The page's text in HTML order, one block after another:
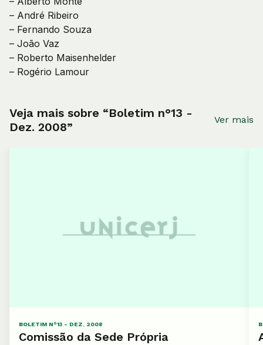
– André Ribeiro
– Fernando Souza
– João Vaz
– Roberto Maisenhelder
– Rogério Lamour
Veja mais sobre “Boletim n°13 -
Dez. 2008”
Ver mais
BOLETIM N°13 - DEZ. 2008
Comissão da Sede Própria